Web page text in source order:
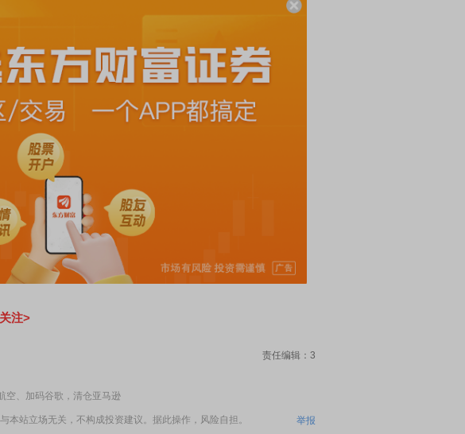
注>
责任编辑：3
空、加码谷歌，清仓亚马逊
本站立场无关，不构成投资建议。据此操作，风险自担。 举报